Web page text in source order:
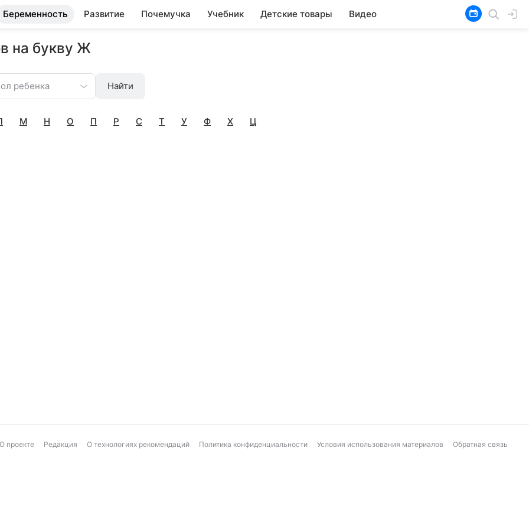
Беременность Развитие Почемучка Учебник Детские товары Видео
на букву Ж
ребенка Найти
М Н О П Р С Т У Ф Х Ц
О проекте Редакция О технологиях рекомендаций Политика конфиденциальности Условия использования материалов Обратная связь